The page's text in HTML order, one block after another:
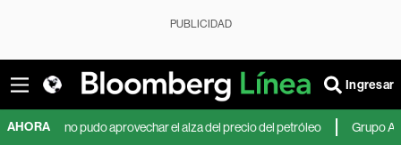
PUBLICIDAD
Ingresar
AHORA
no pudo aprovechar el alza del precio del petróleo Grupo Argos